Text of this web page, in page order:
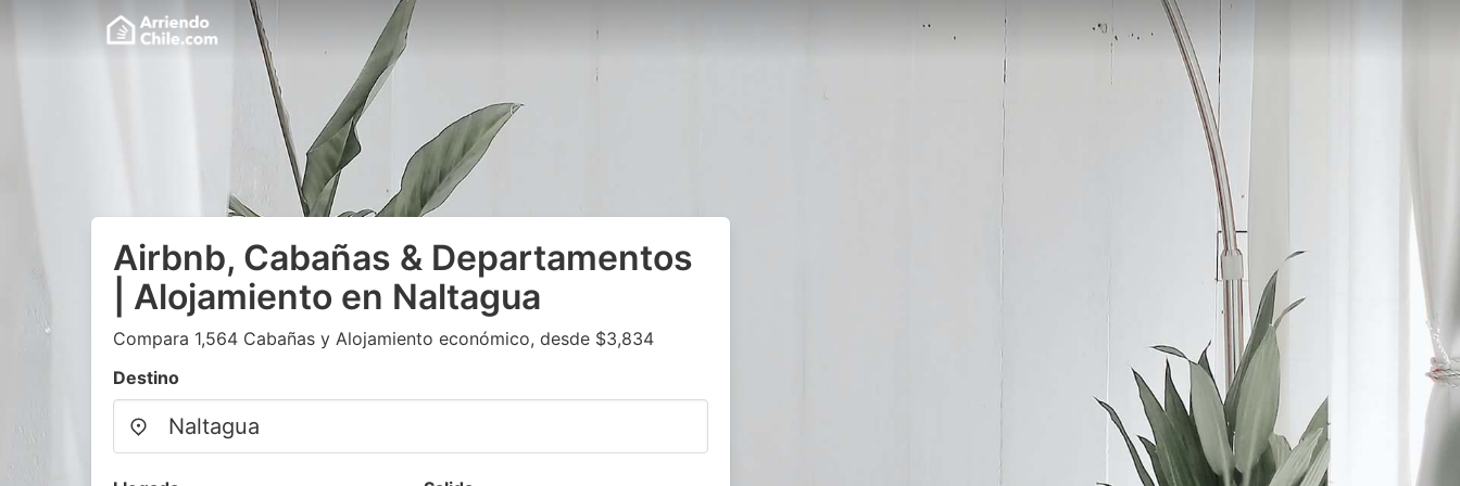
Airbnb, Cabañas & Departamentos
| Alojamiento en Naltagua
Compara 1,564 Cabañas y Alojamiento económico, desde $3,834
Destino